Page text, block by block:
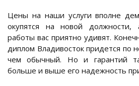
Цены на наши услуги вполне
окупятся на новой должности,
работы вас приятно удивят.
диплом Владивосток придется по
чем обычный. Но и гарантий
больше и выше его надежность